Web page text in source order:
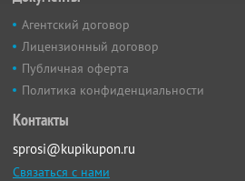
Агентский договор
Лицензионный договор
Публичная оферта
Политика конфиденциальности
Контакты
sprosi@kupikupon.ru
Связаться с нами